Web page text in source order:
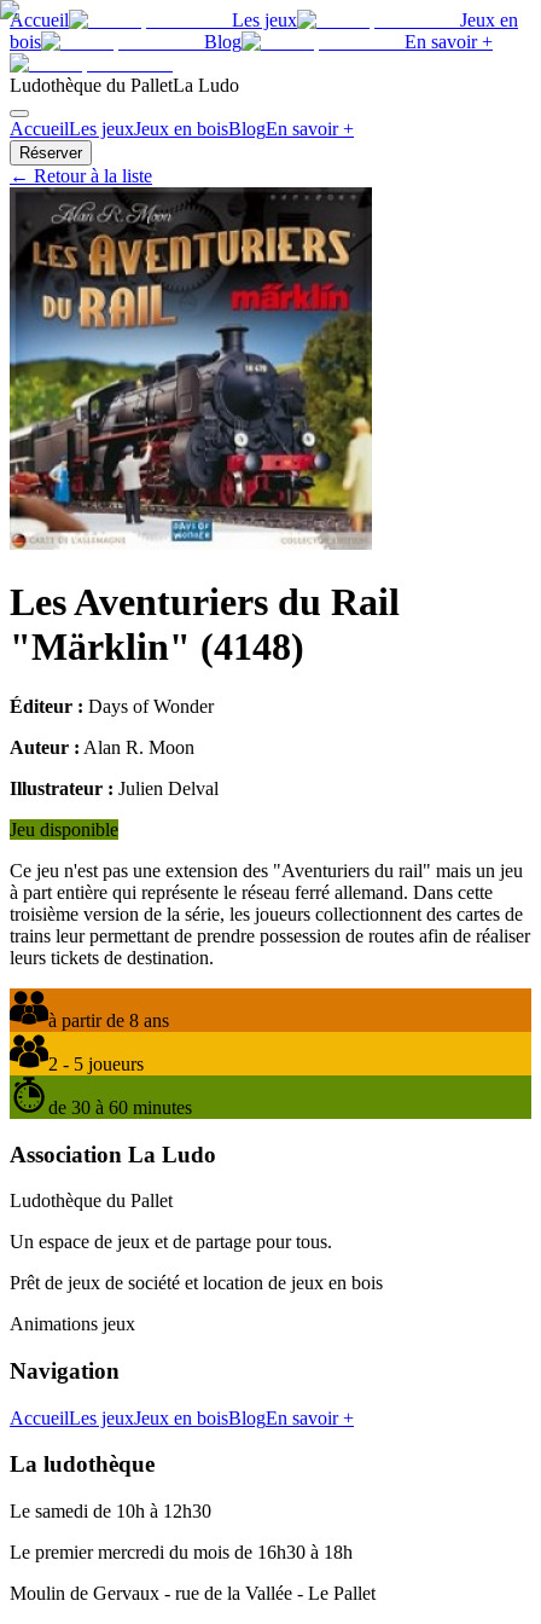
Accueil Les jeux
Jeux en
bois
Blog En savoir +
Ludothèque du PalletLa Ludo
AccueilLes jeuxJeux en boisBlogEn savoir +
Réserver
← Retour à la liste
Les Aventuriers du Rail
"Märklin" (4148)
Éditeur : Days of Wonder
Auteur : Alan R. Moon
Illustrateur : Julien Delval
Jeu disponible
Ce jeu n'est pas une extension des "Aventuriers du rail" mais un jeu
à part entière qui représente le réseau ferré allemand. Dans cette
troisième version de la série, les joueurs collectionnent des cartes de
trains leur permettant de prendre possession de routes afin de réaliser
leurs tickets de destination.
à partir de 8 ans
2 - 5 joueurs
de 30 à 60 minutes
Association La Ludo
Ludothèque du Pallet
Un espace de jeux et de partage pour tous.
Prêt de jeux de société et location de jeux en bois
Animations jeux
Navigation
AccueilLes jeuxJeux en boisBlogEn savoir +
La ludothèque
Le samedi de 10h à 12h30
Le premier mercredi du mois de 16h30 à 18h
Moulin de Gervaux - rue de la Vallée - Le Pallet